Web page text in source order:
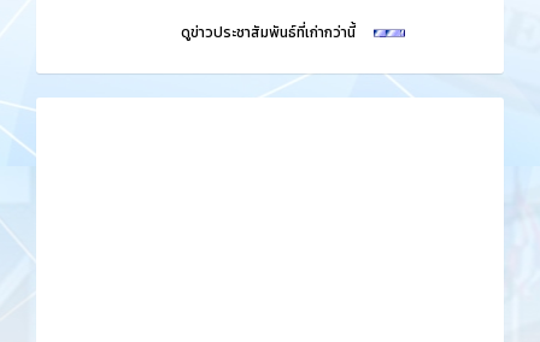
ดูข่าวประชาสัมพันธ์ที่เก่ากว่านี้